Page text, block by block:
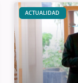
ACTUALIDAD